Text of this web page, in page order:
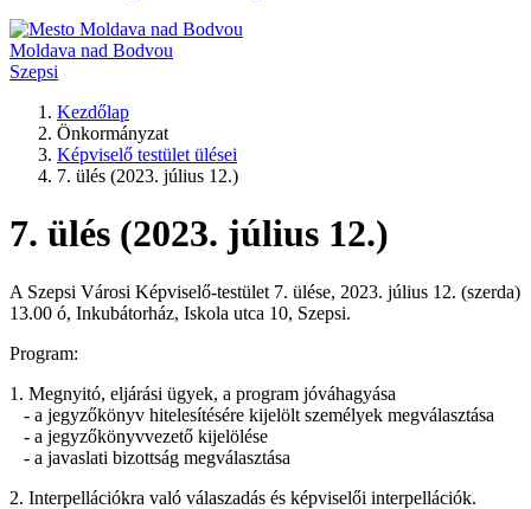
Moldava nad Bodvou
Szepsi
Kezdőlap
Önkormányzat
Képviselő testület ülései
7. ülés (2023. július 12.)
7. ülés (2023. július 12.)
A Szepsi Városi Képviselő-testület 7. ülése, 2023. július 12. (szerda)
13.00 ó, Inkubátorház, Iskola utca 10, Szepsi.
Program:
1. Megnyitó, eljárási ügyek, a program jóváhagyása
- a jegyzőkönyv hitelesítésére kijelölt személyek megválasztása
- a jegyzőkönyvvezető kijelölése
- a javaslati bizottság megválasztása
2. Interpellációkra való válaszadás és képviselői interpellációk.